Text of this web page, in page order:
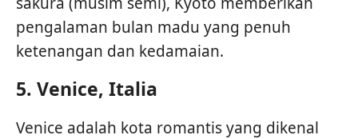
pengalaman bulan madu yang penuh
ketenangan dan kedamaian.
5. Venice, Italia
Venice adalah kota romantis yang dikenal